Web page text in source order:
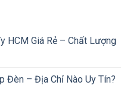
HCM Giá Rẻ – Chất Lượng
Đèn – Địa Chỉ Nào Uy Tín?